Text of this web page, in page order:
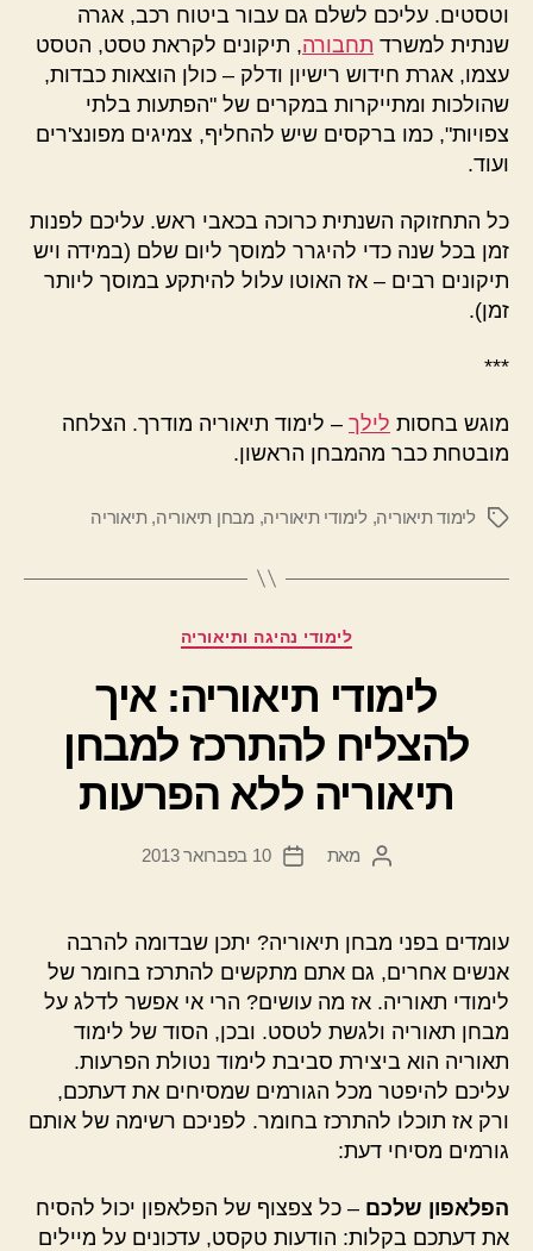
וטסטים. עליכם לשלם גם עבור ביטוח רכב, אגרה
שנתית למשרד תחבורה, תיקונים לקראת טסט, הטסט
עצמו, אגרת חידוש רישיון ודלק – כולן הוצאות כבדות,
שהולכות ומתייקרות במקרים של "הפתעות בלתי
צפויות", כמו ברקסים שיש להחליף, צמיגים מפונצ'רים
ועוד.
כל התחזוקה השנתית כרוכה בכאבי ראש. עליכם לפנות
זמן בכל שנה כדי להיגרר למוסך ליום שלם (במידה ויש
תיקונים רבים – אז האוטו עלול להיתקע במוסך ליותר
זמן).
***
מוגש בחסות לילך – לימוד תיאוריה מודרך. הצלחה
מובטחת כבר מהמבחן הראשון.
תגיותלימוד תיאוריה,לימודי תיאוריה, מבחן תיאוריה, תיאוריה
קטגוריות
לימודי נהיגה ותיאוריה
לימודי תיאוריה: איך
להצליח להתרכז למבחן
תיאוריה ללא הפרעות
המחבר
מאת
תאריך
10 בפברואר 2013
עומדים בפני מבחן תיאוריה? יתכן שבדומה להרבה
אנשים אחרים, גם אתם מתקשים להתרכז בחומר של
לימודי תאוריה. אז מה עושים? הרי אי אפשר לדלג על
מבחן תאוריה ולגשת לטסט. ובכן, הסוד של לימוד
תאוריה הוא ביצירת סביבת לימוד נטולת הפרעות.
עליכם להיפטר מכל הגורמים שמסיחים את דעתכם,
ורק אז תוכלו להתרכז בחומר. לפניכם רשימה של אותם
גורמים מסיחי דעת:
הפלאפון שלכם – כל צפצוף של הפלאפון יכול להסיח
את דעתכם בקלות: הודעות טקסט, עדכונים על מיילים